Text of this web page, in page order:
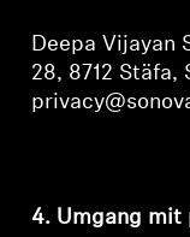
Deepa Vijayan
28, 8712 Stäfa,
4. Umgang mit